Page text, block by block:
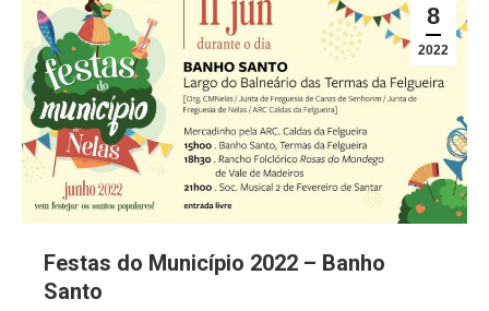
8
2022
Festas do Município 2022 – Banho
Santo